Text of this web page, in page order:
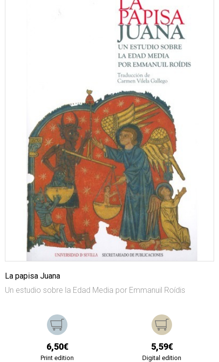
La papisa Juana
Un estudio sobre la Edad Media por Emmanuil Roídis
6,50€
Print edition
5,59€
Digital edition